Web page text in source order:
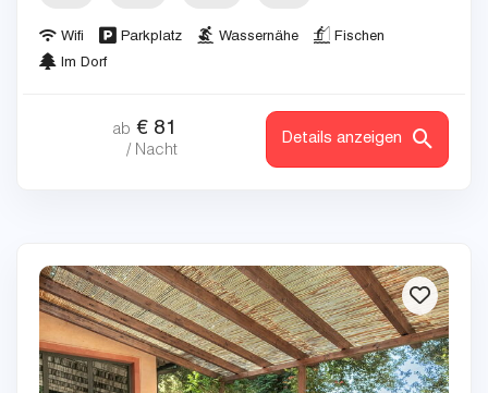
Wifi Parkplatz Wassernähe
Fischen
Im Dorf
ab € 81
/ Nacht
Details anzeigen